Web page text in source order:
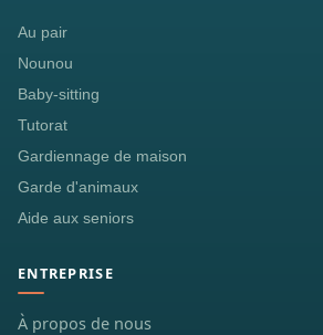
Au pair
Nounou
Baby-sitting
Tutorat
Gardiennage de maison
Garde d'animaux
Aide aux seniors
ENTREPRISE
À propos de nous